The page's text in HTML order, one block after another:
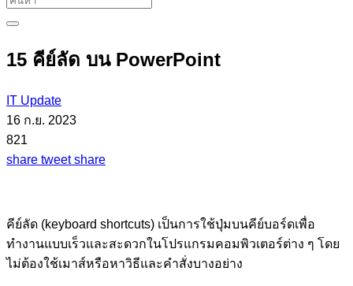
15 คีย์ลัด บน PowerPoint
IT Update
16 ก.ย. 2023
821
share tweet share
คีย์ลัด (keyboard shortcuts) เป็นการใช้ปุ่มบนคีย์บอร์ดเพื่อ
ทำงานแบบเร็วและสะดวกในโปรแกรมคอมพิวเตอร์ต่าง ๆ โดย
ไม่ต้องใช้เมาส์หรือหาวิธีและคำสั่งบางอย่าง